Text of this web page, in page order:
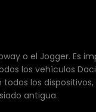
o el Jogger. Es
los vehículos
los
antigua.